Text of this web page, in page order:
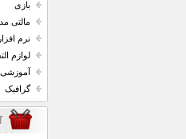
بازی
مالتی
نرم افزار
لوازم
آموزشی
گرافیک